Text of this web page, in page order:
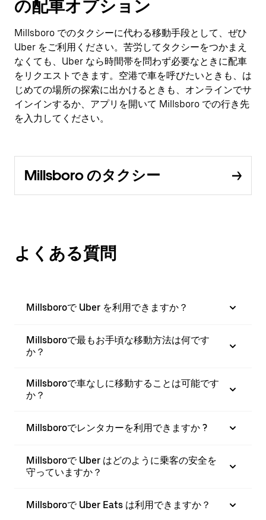
の配車オプション
Millsboro でのタクシーに代わる移動手段として、ぜひ
Uber をご利用ください。苦労してタクシーをつかまえ
なくても、Uber なら時間帯を問わず必要なときに配車
をリクエストできます。空港で車を呼びたいときも、は
じめての場所の探索に出かけるときも、オンラインでサ
インインするか、アプリを開いて Millsboro での行き先
を入力してください。
Millsboro のタクシー
よくある質問
Millsboroで Uber を利用できますか？
Millsboroで最もお手頃な移動方法は何です
か？
Millsboroで車なしに移動することは可能です
か？
Millsboroでレンタカーを利用できますか ?
Millsboroで Uber はどのように乗客の安全を
守っていますか？
Millsboroで Uber Eats は利用できますか？